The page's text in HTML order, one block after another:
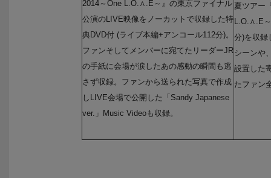
2014～One L.O.∧.E～』の東京ファイナル
公演のLIVE映像をノーカットで収録した特
典DVD付 (ライブ本編+アンコール112分)。
ファンそしてメンバーに宛てたリーダーJR
の手紙に会場が涙したあの感動の瞬間も逃
さず収録。ファンから送られた写真で作成
しLIVE会場で公開した「Sandy Japanese
ver.」Music Videoも収録。
夏ツアー
L.O.∧.E
分)を収録
シーンや
設置した
たファン